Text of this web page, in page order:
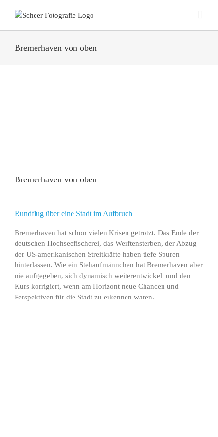
Inhalt
Bremerhaven von oben
Bremerhaven von oben
Rundflug über eine Stadt im Aufbruch
Bremerhaven hat schon vielen Krisen getrotzt. Das Ende der
deutschen Hochseefischerei, das Werftensterben, der Abzug
der US-amerikanischen Streitkräfte haben tiefe Spuren
hinterlassen. Wie ein Stehaufmännchen hat Bremerhaven aber
nie aufgegeben, sich dynamisch weiterentwickelt und den
Kurs korrigiert, wenn am Horizont neue Chancen und
Perspektiven für die Stadt zu erkennen waren.